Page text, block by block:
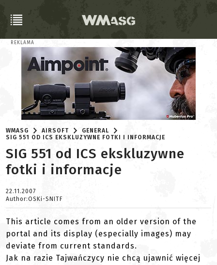
REKLAMA
WMASG AIRSOFT
GENERAL
SIG 551 OD ICS EKSKLUZYWNE FOTKI I INFORMACJE
SIG 551 od ICS ekskluzywne
fotki i informacje
22.11.2007
Author:OSKi-SNITF
This article comes from an older version of the
portal and its display (especially images) may
deviate from current standards.
Jak na razie Tajwańczycy nie chcą ujawnić więcej